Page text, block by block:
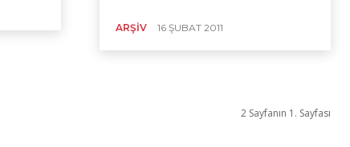
ARŞIV 16 ŞUBAT 2011
2 Sayfanın 1. Sayfası